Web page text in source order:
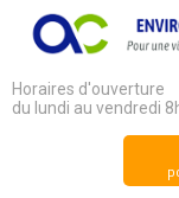
Horaires d'ouverture
du lundi au vendredi